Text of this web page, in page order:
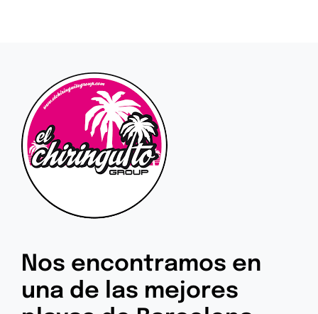
Nos encontramos en
una de las mejores